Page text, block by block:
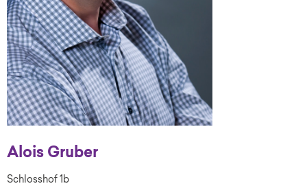
Alois Gruber
Schlosshof 1b